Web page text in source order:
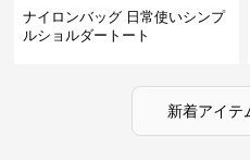
ナイロンバッグ 日常使いシンプ
ルショルダートート
新着アイテ